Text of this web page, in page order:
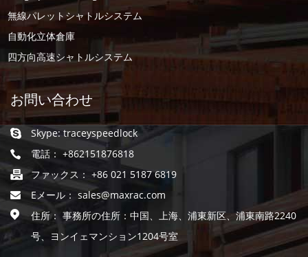
無線パレットシャトルシステム
自動化立体倉庫
四方向高速シャトルシステム
お問い合わせ
Skype:traceyspeedlock
電話： +862151876818
ファックス： +86 021 5187 6819
Eメール：sales@maxrac.com
住所： 事務所の住所：中国、上海、浦東新区、浦東南路2240
号、ヨンイェマンション1204号室